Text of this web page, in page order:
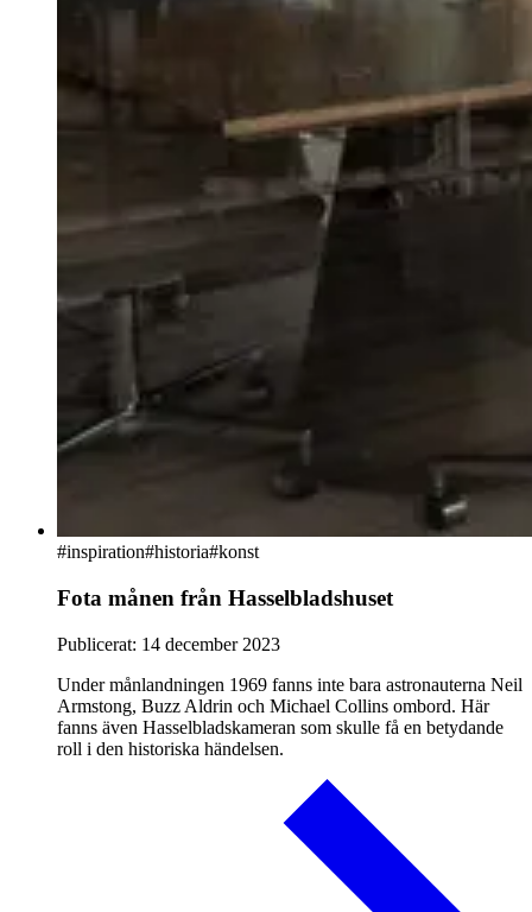
#inspiration#historia#konst
Fota månen från Hasselbladshuset
Publicerat: 14 december 2023
Under månlandningen 1969 fanns inte bara astronauterna Neil
Armstong, Buzz Aldrin och Michael Collins ombord. Här
fanns även Hasselbladskameran som skulle få en betydande
roll i den historiska händelsen.